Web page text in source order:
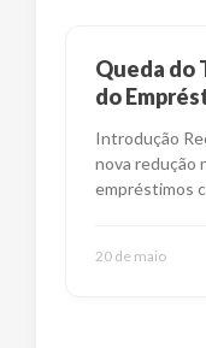
Queda do
do
Introdução
nova redução
empréstimos
20 de maio